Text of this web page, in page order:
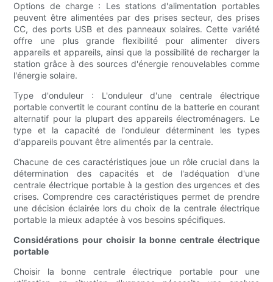
Options de charge : Les stations d'alimentation portables
peuvent être alimentées par des prises secteur, des prises
CC, des ports USB et des panneaux solaires. Cette variété
offre une plus grande flexibilité pour alimenter divers
appareils et appareils, ainsi que la possibilité de recharger la
station grâce à des sources d'énergie renouvelables comme
l'énergie solaire.
Type d'onduleur : L'onduleur d'une centrale électrique
portable convertit le courant continu de la batterie en courant
alternatif pour la plupart des appareils électroménagers. Le
type et la capacité de l'onduleur déterminent les types
d'appareils pouvant être alimentés par la centrale.
Chacune de ces caractéristiques joue un rôle crucial dans la
détermination des capacités et de l'adéquation d'une
centrale électrique portable à la gestion des urgences et des
crises. Comprendre ces caractéristiques permet de prendre
une décision éclairée lors du choix de la centrale électrique
portable la mieux adaptée à vos besoins spécifiques.
Considérations pour choisir la bonne centrale électrique
portable
Choisir la bonne centrale électrique portable pour une